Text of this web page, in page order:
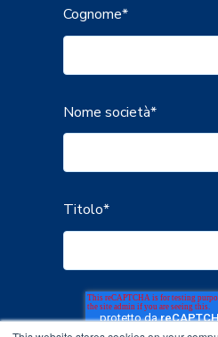
Cognome*
Nome società*
Titolo*